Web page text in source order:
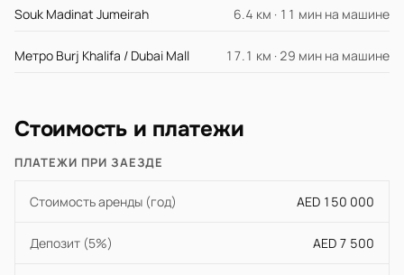
Souk Madinat Jumeirah 6.4 км · 11 мин на машине
Метро Burj Khalifa / Dubai Mall 17.1 км · 29 мин на машине
Стоимость и платежи
ПЛАТЕЖИ ПРИ ЗАЕЗДЕ
Стоимость аренды (год) AED 150 000
Депозит (5%) AED 7 500